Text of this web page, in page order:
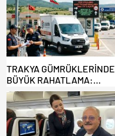
TRAKYA GÜMRÜKLERİNDE
BÜYÜK RAHATLAMA:
DEREKÖY HAFİF TİCARİ
ARAÇLARA AÇILIYOR!